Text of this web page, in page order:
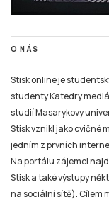
O NÁS
Stisk online je
studenty Katedry
studií Masarykovy
Stisk vznikl jako cvičné
jedním z prvních
Na portálu zájemci
Stisk a také výstupy
na sociální sítě). Cílem